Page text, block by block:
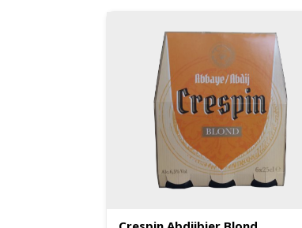
kamille heeft en een ongekende en
verrassende frisheid.